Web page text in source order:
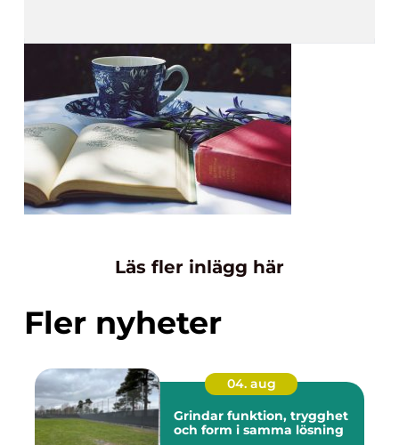
Läs fler inlägg här
Fler nyheter
04. aug
Grindar funktion, trygghet
och form i samma lösning